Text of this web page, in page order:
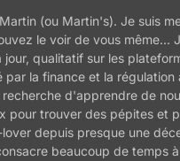
(ou Martin's). Je suis
le voir de vous même...
qualitatif sur les
par la finance et la
d'apprendre de
pour trouver des pépites et
depuis presque une
beaucoup de temps